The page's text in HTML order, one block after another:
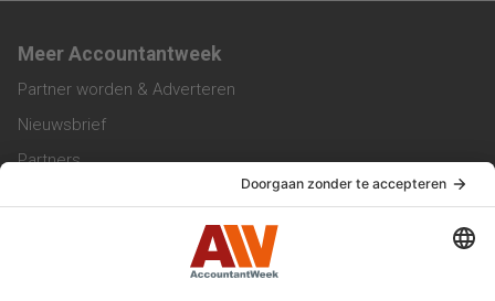
Meer Accountantweek
Partner worden & Adverteren
Nieuwsbrief
Partners